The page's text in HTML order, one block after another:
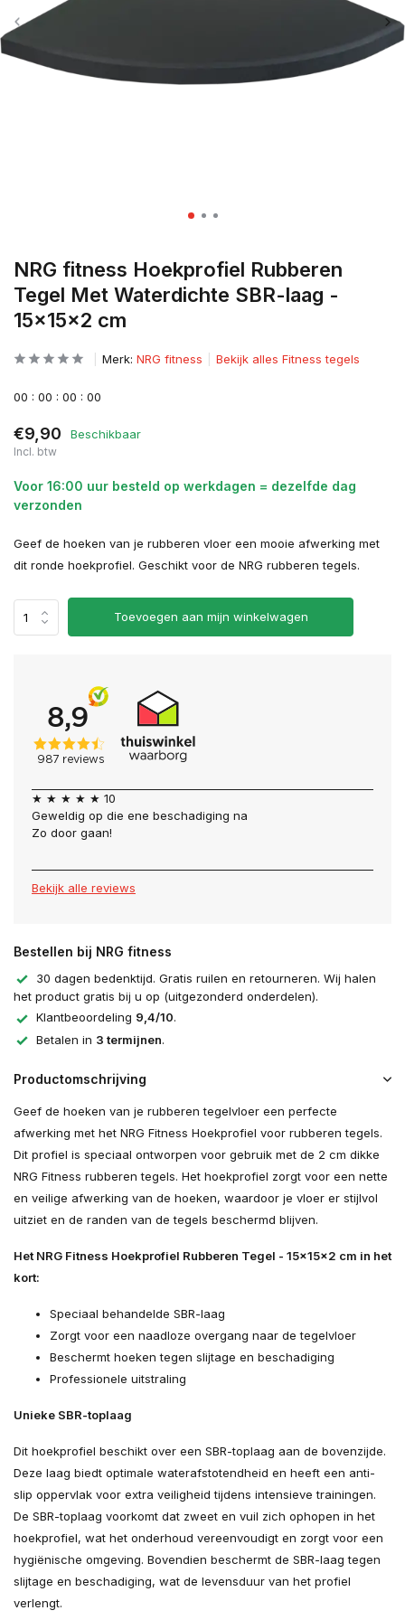
NRG fitness Hoekprofiel Rubberen
Tegel Met Waterdichte SBR-laag -
15x15x2 cm
Merk: NRG fitness Bekijk alles Fitness tegels
00 : 00 : 00 : 00
€9,90 Beschikbaar
Incl. btw
Voor 16:00 uur besteld op werkdagen = dezelfde dag
verzonden
Geef de hoeken van je rubberen vloer een mooie afwerking met
dit ronde hoekprofiel. Geschikt voor de NRG rubberen tegels.
Toevoegen aan mijn winkelwagen
★ ★ ★ ★ ★ 10
Geweldig op die ene beschadiging na
Zo door gaan!
Bekijk alle reviews
Bestellen bij NRG fitness
30 dagen bedenktijd. Gratis ruilen en retourneren. Wij halen
het product gratis bij u op (uitgezonderd onderdelen).
Klantbeoordeling 9,4/10.
Betalen in 3 termijnen.
Productomschrijving
Geef de hoeken van je rubberen tegelvloer een perfecte
afwerking met het NRG Fitness Hoekprofiel voor rubberen tegels.
Dit profiel is speciaal ontworpen voor gebruik met de 2 cm dikke
NRG Fitness rubberen tegels. Het hoekprofiel zorgt voor een nette
en veilige afwerking van de hoeken, waardoor je vloer er stijlvol
uitziet en de randen van de tegels beschermd blijven.
Het NRG Fitness Hoekprofiel Rubberen Tegel - 15x15x2 cm in het
kort:
Speciaal behandelde SBR-laag
Zorgt voor een naadloze overgang naar de tegelvloer
Beschermt hoeken tegen slijtage en beschadiging
Professionele uitstraling
Unieke SBR-toplaag
Dit hoekprofiel beschikt over een SBR-toplaag aan de bovenzijde.
Deze laag biedt optimale waterafstotendheid en heeft een anti-
slip oppervlak voor extra veiligheid tijdens intensieve trainingen.
De SBR-toplaag voorkomt dat zweet en vuil zich ophopen in het
hoekprofiel, wat het onderhoud vereenvoudigt en zorgt voor een
hygiënische omgeving. Bovendien beschermt de SBR-laag tegen
slijtage en beschadiging, wat de levensduur van het profiel
verlengt.